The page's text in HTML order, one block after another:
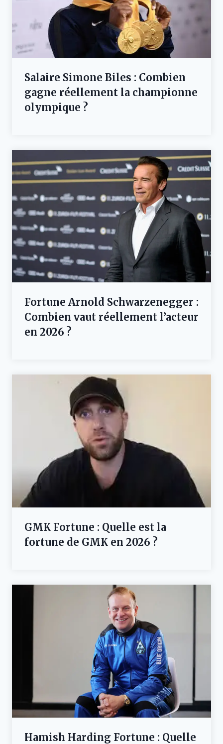
Salaire Simone Biles : Combien
gagne réellement la championne
olympique ?
Fortune Arnold Schwarzenegger :
Combien vaut réellement l’acteur
en 2026 ?
GMK Fortune : Quelle est la
fortune de GMK en 2026 ?
Hamish Harding Fortune : Quelle